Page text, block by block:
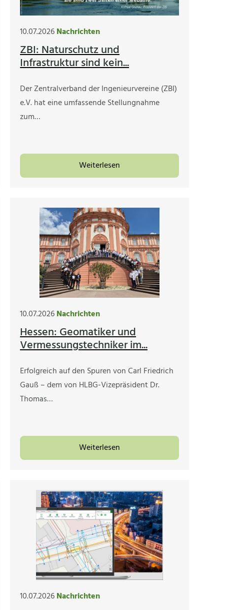
10.07.2026Nachrichten
ZBI: Naturschutz und
Infrastruktur sind kein...
Der Zentralverband der Ingenieurvereine (ZBI)
e.V. hat eine umfassende Stellungnahme
zum…
Weiterlesen
10.07.2026Nachrichten
Hessen: Geomatiker und
Vermessungstechniker im...
Erfolgreich auf den Spuren von Carl Friedrich
Gauß – dem von HLBG-Vizepräsident Dr.
Thomas…
Weiterlesen
10.07.2026Nachrichten